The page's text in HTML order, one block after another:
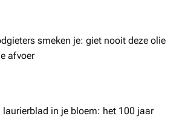
smeken je: giet nooit deze olie
afvoer
laurierblad in je bloem: het 100 jaar